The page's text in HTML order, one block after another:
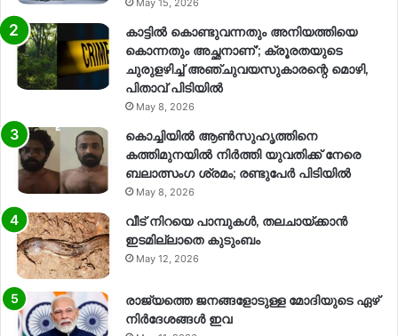
കാട്ടിൽ കൊണ്ടുവന്നതും അനിയത്തിയെ
കൊന്നതും അച്ഛനാണ്’; ക്രൂരതയുടെ
ചുരുളഴിച്ച് അഞ്ചുവയസുകാരന്റെ മൊഴി,
പിതാവ് പിടിയിൽ
May 8, 2026
കൊച്ചിയിൽ ആൺസുഹൃത്തിനെ
കത്തിമുനയിൽ നിർത്തി യുവതിക്ക് നേരെ
ബലാത്സംഗ​ ശ്രമം; രണ്ടുപേർ പിടിയിൽ
May 8, 2026
വീട് നിറയെ പാമ്പുകൾ, തലചായ്ക്കാൻ
ഇടമില്ലാതെ കുടുംബം
May 12, 2026
രാജ്യത്തെ ജനങ്ങളോടുള്ള മോദിയുടെ ഏഴ്
നിര്‍ദേശങ്ങള്‍ ഇവ